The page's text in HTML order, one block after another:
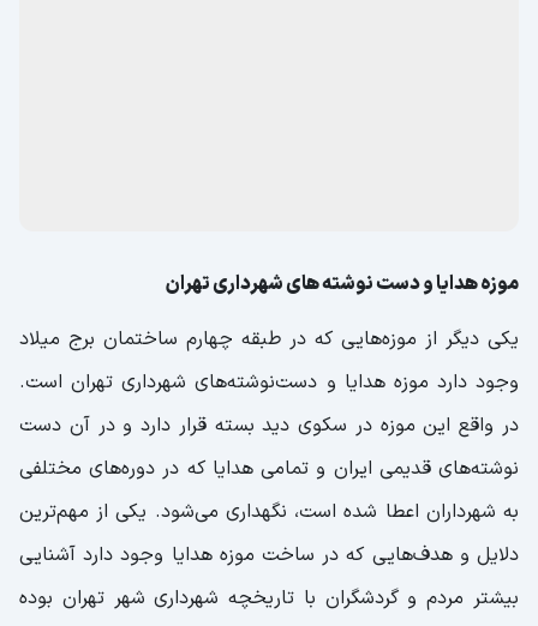
موزه هدایا و دست ‌نوشته ‌های شهرداری تهران
یکی دیگر از موزه‌هایی که در طبقه چهارم ساختمان برج میلاد
وجود دارد موزه هدایا و دست‌نوشته‌های شهرداری تهران است.
در واقع این موزه در سکوی دید بسته قرار دارد و در آن دست
نوشته‌های قدیمی ایران و تمامی هدایا که در دوره‌های مختلفی
به شهرداران اعطا شده است، نگهداری می‌شود. یکی از مهم‌ترین
دلایل و هدف‌هایی که در ساخت موزه هدایا وجود دارد آشنایی
بیشتر مردم و گردشگران با تاریخچه شهرداری شهر تهران بوده